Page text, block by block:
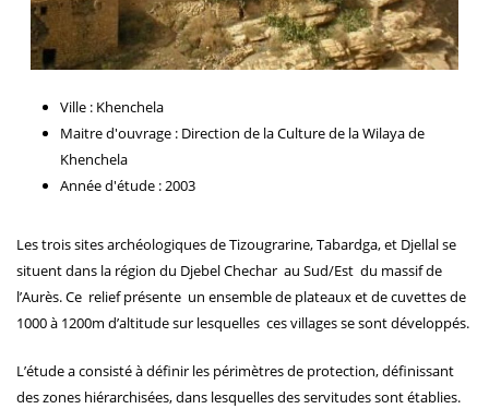
Ville : Khenchela
Maitre d'ouvrage : Direction de la Culture de la Wilaya de
Khenchela
Année d'étude : 2003
Les trois sites archéologiques de Tizougrarine, Tabardga, et Djellal se
situent dans la région du Djebel Chechar au Sud/Est du massif de
l’Aurès. Ce relief présente un ensemble de plateaux et de cuvettes de
1000 à 1200m d’altitude sur lesquelles ces villages se sont développés.
L’étude a consisté à définir les périmètres de protection, définissant
des zones hiérarchisées, dans lesquelles des servitudes sont établies.